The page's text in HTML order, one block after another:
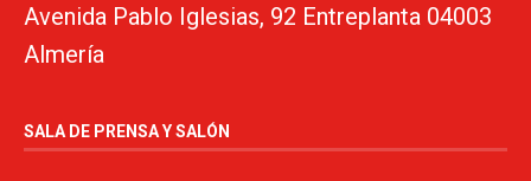
Avenida Pablo Iglesias, 92 Entreplanta 04003
Almería
SALA DE PRENSA Y SALÓN